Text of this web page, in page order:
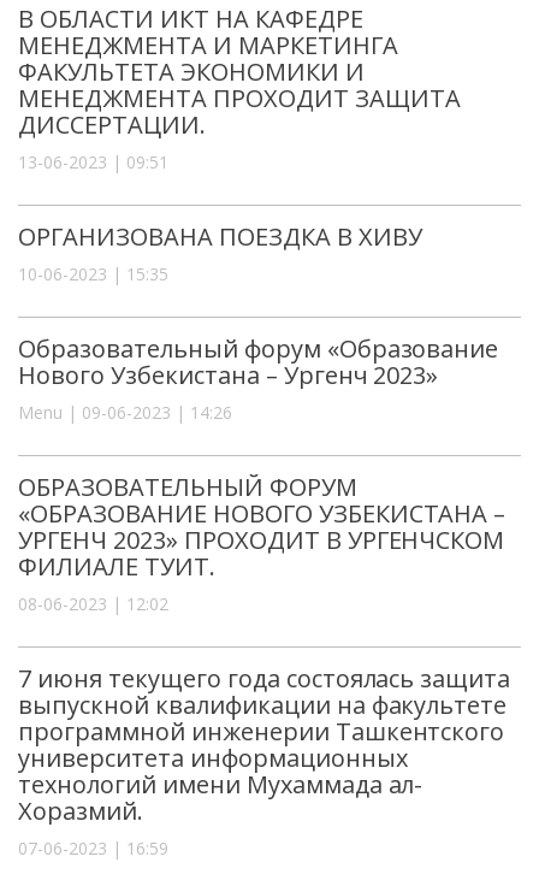
В ОБЛАСТИ ИКТ НА КАФЕДРЕ
МЕНЕДЖМЕНТА И МАРКЕТИНГА
ФАКУЛЬТЕТА ЭКОНОМИКИ И
МЕНЕДЖМЕНТА ПРОХОДИТ ЗАЩИТА
ДИССЕРТАЦИИ.
13-06-2023 | 09:51
ОРГАНИЗОВАНА ПОЕЗДКА В ХИВУ
10-06-2023 | 15:35
Образовательный форум «Образование
Нового Узбекистана – Ургенч 2023»
Menu | 09-06-2023 | 14:26
ОБРАЗОВАТЕЛЬНЫЙ ФОРУМ
«ОБРАЗОВАНИЕ НОВОГО УЗБЕКИСТАНА –
УРГЕНЧ 2023» ПРОХОДИТ В УРГЕНЧСКОМ
ФИЛИАЛЕ ТУИТ.
08-06-2023 | 12:02
7 июня текущего года состоялась защита
выпускной квалификации на факультете
программной инженерии Ташкентского
университета информационных
технологий имени Мухаммада ал-
Хоразмий.
07-06-2023 | 16:59